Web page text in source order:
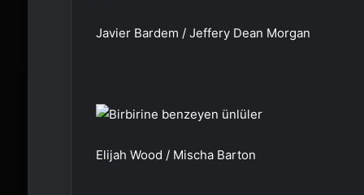
Javier Bardem / Jeffery Dean Morgan
Elijah Wood / Mischa Barton